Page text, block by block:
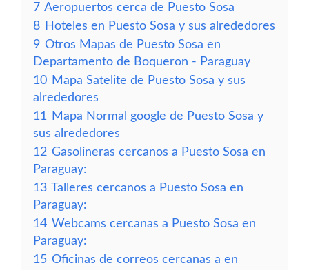
7 Aeropuertos cerca de Puesto Sosa
8 Hoteles en Puesto Sosa y sus alrededores
9 Otros Mapas de Puesto Sosa en
Departamento de Boqueron - Paraguay
10 Mapa Satelite de Puesto Sosa y sus
alrededores
11
Mapa Normal google de Puesto Sosa y
sus alrededores
12 Gasolineras cercanos a Puesto Sosa en
Paraguay:
13 Talleres cercanos a Puesto Sosa en
Paraguay:
14 Webcams cercanas a Puesto Sosa en
Paraguay:
15 Oficinas de correos cercanas a en